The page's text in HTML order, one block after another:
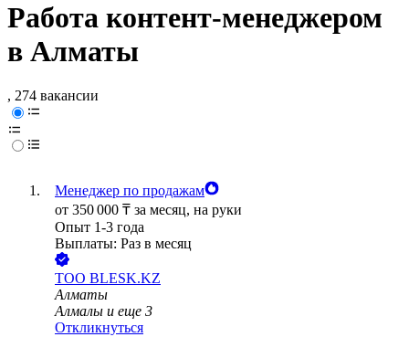
Работа контент-менеджером
в Алматы
, 274 вакансии
Менеджер по продажам
от 350 000 ₸ за месяц, на руки
Опыт 1-3 года
Выплаты: Раз в месяц
ТОО BLESK.KZ
Алматы
Алмалы и еще 3
Откликнуться